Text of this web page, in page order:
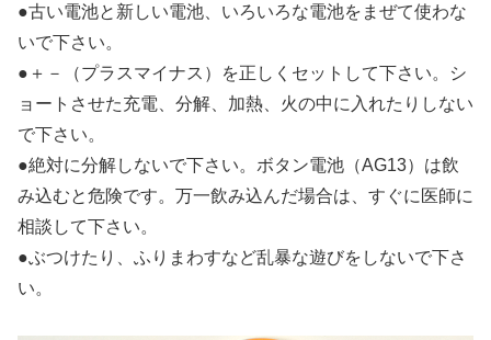
●古い電池と新しい電池、いろいろな電池をまぜて使わな
いで下さい。
●＋－（プラスマイナス）を正しくセットして下さい。シ
ョートさせた充電、分解、加熱、火の中に入れたりしない
で下さい。
●絶対に分解しないで下さい。ボタン電池（AG13）は飲
み込むと危険です。万一飲み込んだ場合は、すぐに医師に
相談して下さい。
●ぶつけたり、ふりまわすなど乱暴な遊びをしないで下さ
い。